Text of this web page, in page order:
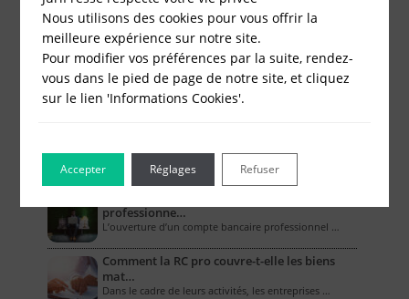
Le Blog pour les Entreprises
professionne…
L’ouverture d’un compte bancaire professionnel …
Comment la RC pro couvre-t-elle les biens
mat…
Dans le cadre de leurs activités, les entreprises …
Nous utilisons des cookies pour vous offrir la
meilleure expérience sur notre site.
Pour modifier vos préférences par la suite, rendez-
vous dans le pied de page de notre site, et cliquez
sur le lien 'Informations Cookies'.
Accepter Refuser
Réglages